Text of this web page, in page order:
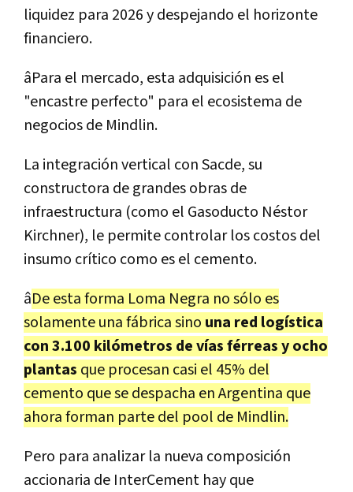
liquidez para 2026 y despejando el horizonte
financiero.
âPara el mercado, esta adquisición es el
"encastre perfecto" para el ecosistema de
negocios de Mindlin.
La integración vertical con Sacde, su
constructora de grandes obras de
infraestructura (como el Gasoducto Néstor
Kirchner), le permite controlar los costos del
insumo crítico como es el cemento.
âDe esta forma Loma Negra no sólo es
solamente una fábrica sino una red logística
con 3.100 kilómetros de vías férreas y ocho
plantas que procesan casi el 45% del
cemento que se despacha en Argentina que
ahora forman parte del pool de Mindlin.
Pero para analizar la nueva composición
accionaria de InterCement hay que